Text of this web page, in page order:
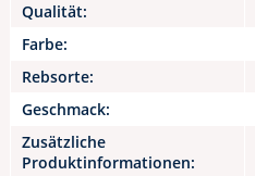
Qualität:
Farbe:
Rebsorte:
Geschmack:
Zusätzliche
Produktinformationen: